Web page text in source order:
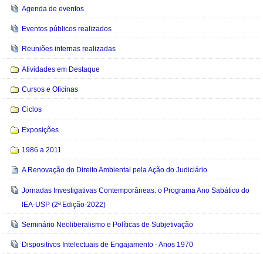
Agenda de eventos
Eventos públicos realizados
Reuniões internas realizadas
Atividades em Destaque
Cursos e Oficinas
Ciclos
Exposições
1986 a 2011
A Renovação do Direito Ambiental pela Ação do Judiciário
Jornadas Investigativas Contemporâneas: o Programa Ano Sabático do
IEA-USP (2ª Edição-2022)
Seminário Neoliberalismo e Políticas de Subjetivação
Dispositivos Intelectuais de Engajamento - Anos 1970